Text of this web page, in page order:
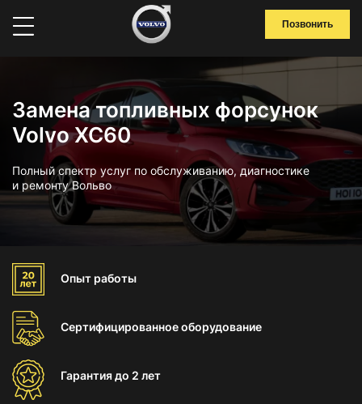
Позвонить
Замена топливных форсунок
Volvo XC60
Полный спектр услуг по обслуживанию, диагностике
и ремонту Вольво
Опыт работы
Сертифицированноеоборудование
Гарантиядо 2 лет